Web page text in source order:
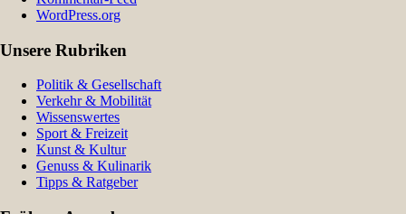
WordPress.org
Unsere Rubriken
Politik & Gesellschaft
Verkehr & Mobilität
Wissenswertes
Sport & Freizeit
Kunst & Kultur
Genuss & Kulinarik
Tipps & Ratgeber